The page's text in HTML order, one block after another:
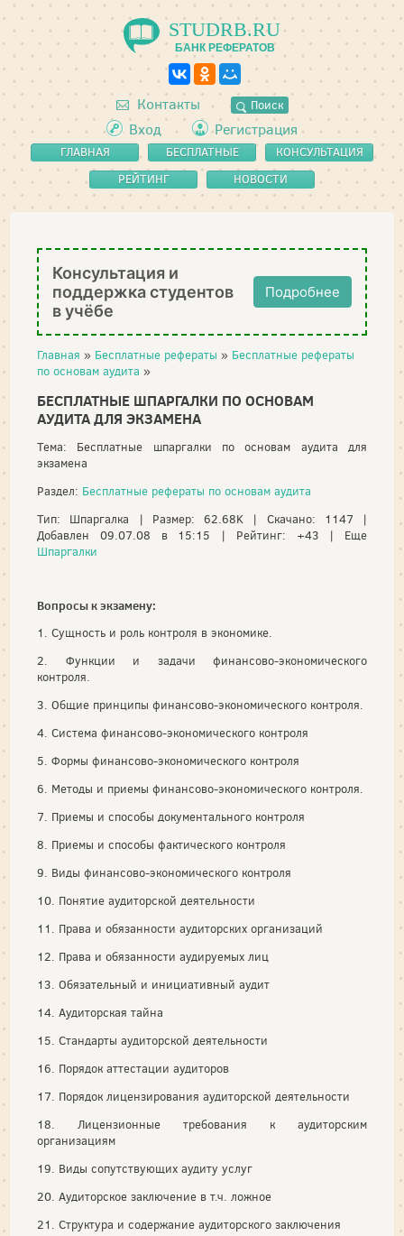
STUDRB.RU
БАНК РЕФЕРАТОВ
Контакты Поиск
Вход Регистрация
ГЛАВНАЯ
БЕСПЛАТНЫЕ
РЕФЕРАТЫ
КОНСУЛЬТАЦИЯ
РЕЙТИНГ
НОВОСТИ
Консультация и
поддержка студентов
в учёбе
Подробнее
Главная » Бесплатные рефераты » Бесплатные рефераты
по основам аудита »
БЕСПЛАТНЫЕ ШПАРГАЛКИ ПО ОСНОВАМ
АУДИТА ДЛЯ ЭКЗАМЕНА
Тема: Бесплатные шпаргалки по основам аудита для
экзамена
Раздел: Бесплатные рефераты по основам аудита
Тип: Шпаргалка | Размер: 62.68K | Скачано: 1147 |
Добавлен 09.07.08 в 15:15 | Рейтинг: +43 | Еще
Шпаргалки
Вопросы к экзамену:
1. Сущность и роль контроля в экономике.
2. Функции и задачи финансово-экономического
контроля.
3. Общие принципы финансово-экономического контроля.
4. Система финансово-экономического контроля
5. Формы финансово-экономического контроля
6. Методы и приемы финансово-экономического контроля.
7. Приемы и способы документального контроля
8. Приемы и способы фактического контроля
9. Виды финансово-экономического контроля
10. Понятие аудиторской деятельности
11. Права и обязанности аудиторских организаций
12. Права и обязанности аудируемых лиц
13. Обязательный и инициативный аудит
14. Аудиторская тайна
15. Стандарты аудиторской деятельности
16. Порядок аттестации аудиторов
17. Порядок лицензирования аудиторской деятельности
18. Лицензионные требования к аудиторским
организациям
19. Виды сопутствующих аудиту услуг
20. Аудиторское заключение в т.ч. ложное
21. Структура и содержание аудиторского заключения